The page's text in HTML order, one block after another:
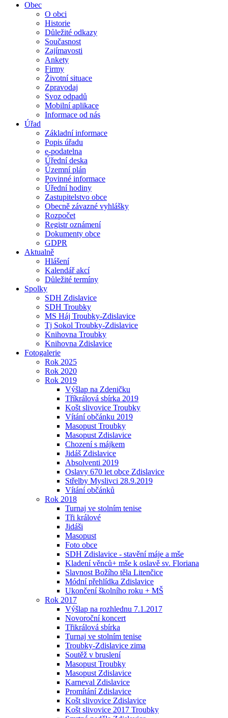
Obec
O obci
Historie
Důležité odkazy
Současnost
Zajímavosti
Ankety
Firmy
Životní situace
Zpravodaj
Svoz odpadů
Mobilní aplikace
Informace od nás
Úřad
Základní informace
Popis úřadu
e-podatelna
Úřední deska
Územní plán
Povinné informace
Úřední hodiny
Zastupitelstvo obce
Obecně závazné vyhlášky
Rozpočet
Registr oznámení
Dokumenty obce
GDPR
Aktualně
Hlášení
Kalendář akcí
Důležité termíny
Spolky
SDH Zdislavice
SDH Troubky
MS Háj Troubky-Zdislavice
Tj Sokol Troubky-Zdislavice
Knihovna Troubky
Knihovna Zdislavice
Fotogalerie
Rok 2025
Rok 2020
Rok 2019
Výšlap na Zdeničku
Tříkrálová sbírka 2019
Košt slivovice Troubky
Vítání občánku 2019
Masopust Troubky
Masopust Zdislavice
Chození s májkem
Jidáš Zdislavice
Absolventi 2019
Oslavy 670 let obce Zdislavice
Střelby Myslivci 28.9.2019
Vítání občánků
Rok 2018
Turnaj ve stolním tenise
Tři králové
Jidáši
Masopust
Foto obce
SDH Zdislavice - stavění máje a mše
Kladení věnců+ mše k oslavě sv. Floriana
Slavnost Božího těla Litenčice
Módní přehlídka Zdislavice
Ukončení školního roku + MŠ
Rok 2017
Výšlap na rozhlednu 7.1.2017
Novoroční koncert
Třikrálová sbírka
Turnaj ve stolním tenise
Troubky-Zdislavice zima
Soutěž v bruslení
Masopust Troubky
Masopust Zdislavice
Karneval Zdislavice
Promítání Zdislavice
Košt slivovice Zdislavice
Košt slivovice 2017 Troubky